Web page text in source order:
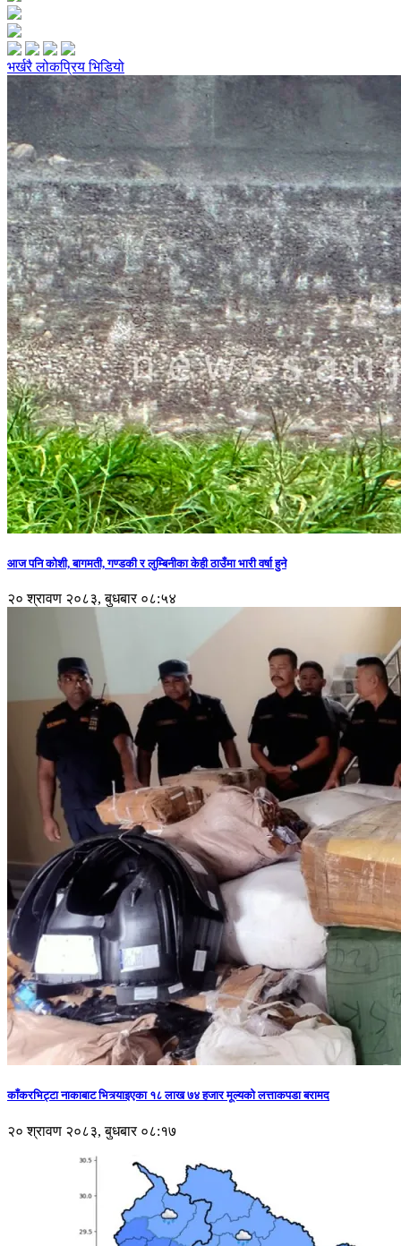
भर्खरैलोकप्रियभिडियो
आज पनि कोशी, बागमती, गण्डकी र लुम्बिनीका केही ठाउँमा भारी वर्षा हुने
२० श्रावण २०८३, बुधबार ०८:५४
काँकरभिट्टा नाकाबाट भित्र्याइएका १८ लाख ७४ हजार मूल्यकाे लत्ताकपडा बरामद
२० श्रावण २०८३, बुधबार ०८:१७